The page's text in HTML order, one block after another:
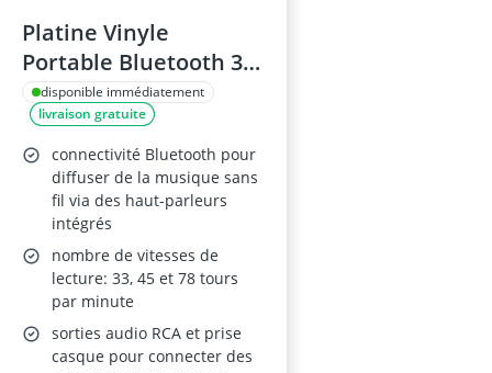
Platine Vinyle
Portable Bluetooth 3
Vitesses
disponible immédiatement
livraison gratuite
connectivité Bluetooth pour
diffuser de la musique sans
fil via des haut-parleurs
intégrés
nombre de vitesses de
lecture: 33, 45 et 78 tours
par minute
sorties audio RCA et prise
casque pour connecter des